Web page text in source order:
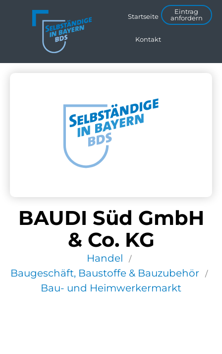
Startseite
Kontakt
Eintrag
anfordern
BAUDI Süd GmbH
& Co. KG
Handel /
Baugeschäft, Baustoffe & Bauzubehör /
Bau- und Heimwerkermarkt